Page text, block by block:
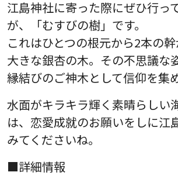
江島神社に寄った際にぜひ行っ
が、「むすびの樹」です。
これはひとつの根元から2本の幹
大きな銀杏の木。その不思議な
縁結びのご神木として信仰を集
水面がキラキラ輝く素晴らしい
は、恋愛成就のお願いをしに江
みてくださいね。
■詳細情報